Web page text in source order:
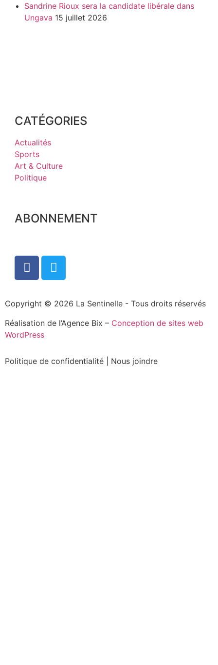
Sandrine Rioux sera la candidate libérale dans
Ungava 15 juillet 2026
CATÉGORIES
Actualités
Sports
Art & Culture
Politique
ABONNEMENT
Copyright © 2026 La Sentinelle - Tous droits réservés
Réalisation de l’Agence Bix – Conception de sites web
WordPress
Politique de confidentialité Nous joindre